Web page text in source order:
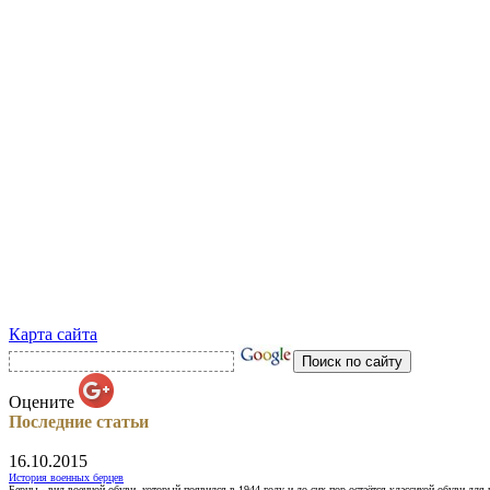
Карта сайта
Оцените
Последние статьи
16.10.2015
История военных берцев